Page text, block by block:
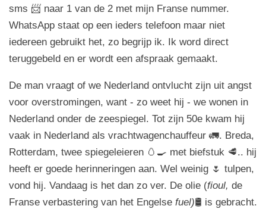
sms 📨 naar 1 van de 2 met mijn Franse nummer.
WhatsApp staat op een ieders telefoon maar niet
iedereen gebruikt het, zo begrijp ik. Ik word direct
teruggebeld en er wordt een afspraak gemaakt.
De man vraagt of we Nederland ontvlucht zijn uit angst
voor overstromingen, want - zo weet hij - we wonen in
Nederland onder de zeespiegel. Tot zijn 50e kwam hij
vaak in Nederland als vrachtwagenchauffeur 🚛. Breda,
Rotterdam, twee spiegeleieren 🥚🍳 met biefstuk 🥩.. hij
heeft er goede herinneringen aan. Wel weinig 🌷 tulpen,
vond hij. Vandaag is het dan zo ver. De olie (fioul, de
Franse verbastering van het Engelse fuel)🛢️ is gebracht.